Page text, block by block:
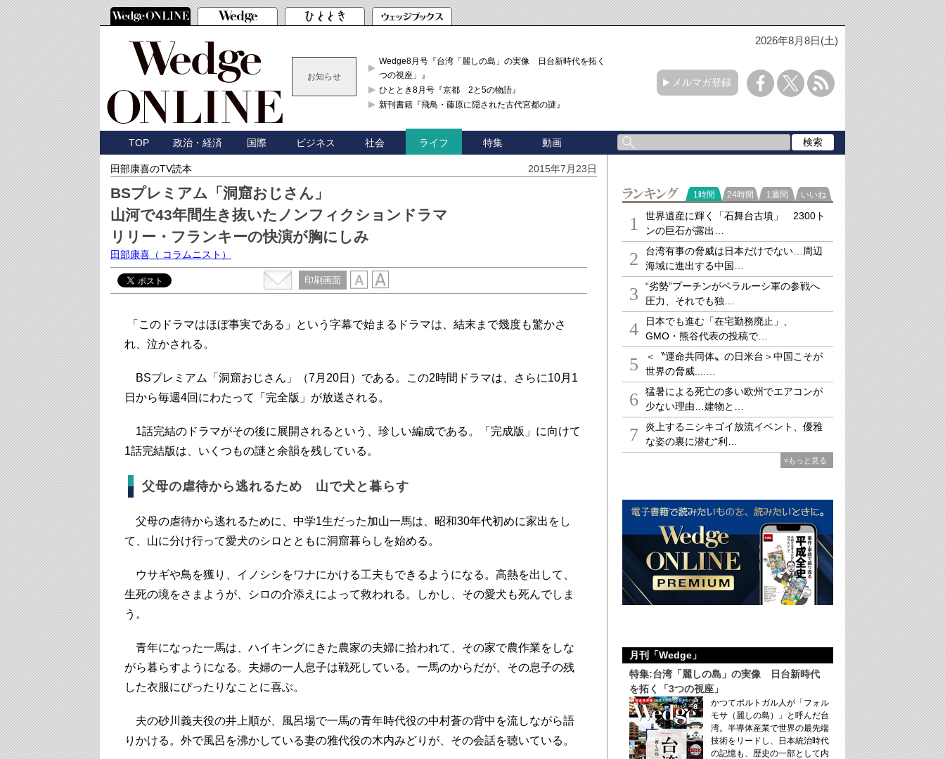
2026年8月8日(土)
お知らせ
Wedge8月号『台湾「麗しの島」の実像 日台新時代を拓く「3
つの視座」』
ひととき8月号『京都 2と5の物語』
新刊書籍『飛鳥・藤原に隠された古代宮都の謎』
メルマガ登録
TOP 政治・経済 国際 ビジネス 社会 ライフ 特集 動画
田部康喜のTV読本 2015年7月23日
BSプレミアム「洞窟おじさん」
山河で43年間生き抜いたノンフィクションドラマ
リリー・フランキーの快演が胸にしみ
田部康喜 （ コラムニスト）
印刷画面
「このドラマはほぼ事実である」という字幕で始まるドラマは、結末まで幾度も驚かさ
れ、泣かされる。
BSプレミアム「洞窟おじさん」（7月20日）である。この2時間ドラマは、さらに10月1
日から毎週4回にわたって「完全版」が放送される。
1話完結のドラマがその後に展開されるという、珍しい編成である。「完成版」に向けて
1話完結版は、いくつもの謎と余韻を残している。
父母の虐待から逃れるため 山で犬と暮らす
父母の虐待から逃れるために、中学1生だった加山一馬は、昭和30年代初めに家出をし
て、山に分け行って愛犬のシロとともに洞窟暮らしを始める。
ウサギや鳥を獲り、イノシシをワナにかける工夫もできるようになる。高熱を出して、
生死の境をさまようが、シロの介添えによって救われる。しかし、その愛犬も死んでしま
う。
青年になった一馬は、ハイキングにきた農家の夫婦に拾われて、その家で農作業をしな
がら暮らすようになる。夫婦の一人息子は戦死している。一馬のからだが、その息子の残
した衣服にぴったりなことに喜ぶ。
夫の砂川義夫役の井上順が、風呂場で一馬の青年時代役の中村蒼の背中を流しながら語
りかける。外で風呂を沸かしている妻の雅代役の木内みどりが、その会話を聴いている。
ランキング
1時間 24時間 1週間 いいね
1
世界遺産に輝く「石舞台古墳」 2300ト
ンの巨石が露出…
2
台湾有事の脅威は日本だけでない…周辺
海域に進出する中国…
3
“劣勢”プーチンがベラルーシ軍の参戦へ
圧力、それでも独…
4
日本でも進む「在宅勤務廃止」、
GMO・熊谷代表の投稿で…
5
＜〝運命共同体〟の日米台＞中国こそが
世界の脅威....…
6
猛暑による死亡の多い欧州でエアコンが
少ない理由…建物と…
7
炎上するニシキゴイ放流イベント、優雅
な姿の裏に潜む“利…
»もっと見る
月刊「Wedge」
特集:台湾「麗しの島」の実像 日台新時代
を拓く「3つの視座」
かつてポルトガル人が「フォル
モサ（麗しの島）」と呼んだ台
湾。半導体産業で世界の最先端
技術をリードし、日本統治時代
の記憶も、歴史の一部として内